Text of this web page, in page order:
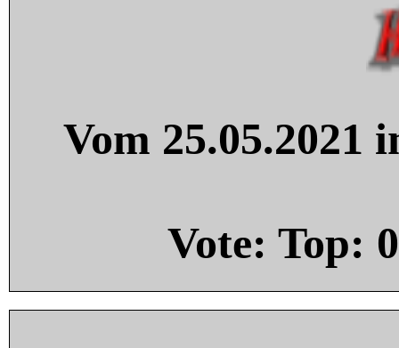
Vom 25.05.2021
Vote: Top: 0